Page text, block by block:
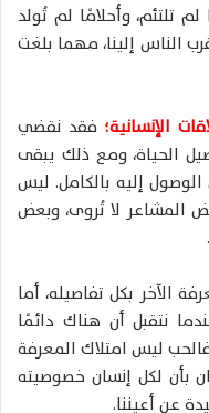
تلتئم، وأحلامًا لم تُولد
الناس إلينا، مهما بلغت
الإنسانية؛ فقد نقضي
الحياة، ومع ذلك يبقى
إليه بالكامل. ليس
المشاعر لا تُروى، وبعض
الآخر بكل تفاصيله، أما
نتقبل أن هناك دائمًا
ليس امتلاك المعرفة
بأن لكل إنسان خصوصيته
عن أعيننا.